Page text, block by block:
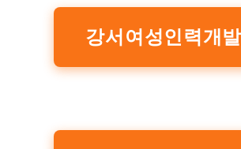
강서여성인력개